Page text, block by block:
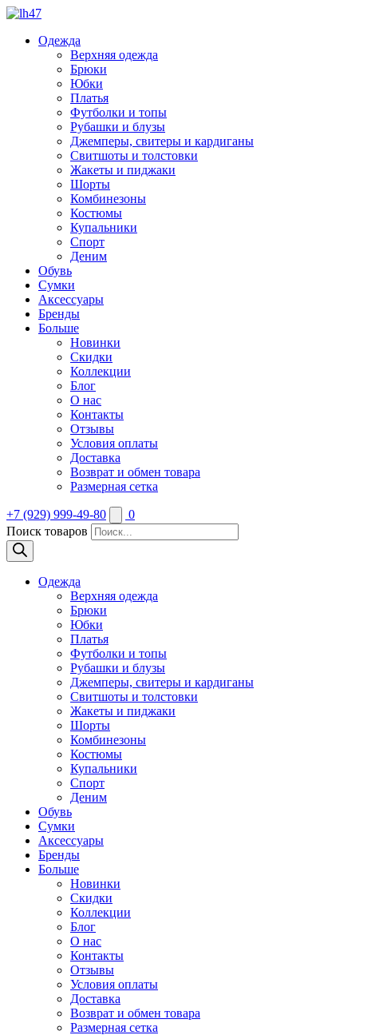
Одежда
Верхняя одежда
Брюки
Юбки
Платья
Футболки и топы
Рубашки и блузы
Джемперы, свитеры и кардиганы
Свитшоты и толстовки
Жакеты и пиджаки
Шорты
Комбинезоны
Костюмы
Купальники
Спорт
Деним
Обувь
Сумки
Аксессуары
Бренды
Больше
Новинки
Скидки
Коллекции
Блог
О нас
Контакты
Отзывы
Условия оплаты
Доставка
Возврат и обмен товара
Размерная сетка
+7 (929) 999-49-80
0
Поиск товаров
Одежда
Верхняя одежда
Брюки
Юбки
Платья
Футболки и топы
Рубашки и блузы
Джемперы, свитеры и кардиганы
Свитшоты и толстовки
Жакеты и пиджаки
Шорты
Комбинезоны
Костюмы
Купальники
Спорт
Деним
Обувь
Сумки
Аксессуары
Бренды
Больше
Новинки
Скидки
Коллекции
Блог
О нас
Контакты
Отзывы
Условия оплаты
Доставка
Возврат и обмен товара
Размерная сетка